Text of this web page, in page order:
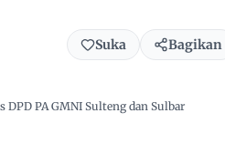
Suka Bagikan
PA GMNI Sulteng dan Sulbar